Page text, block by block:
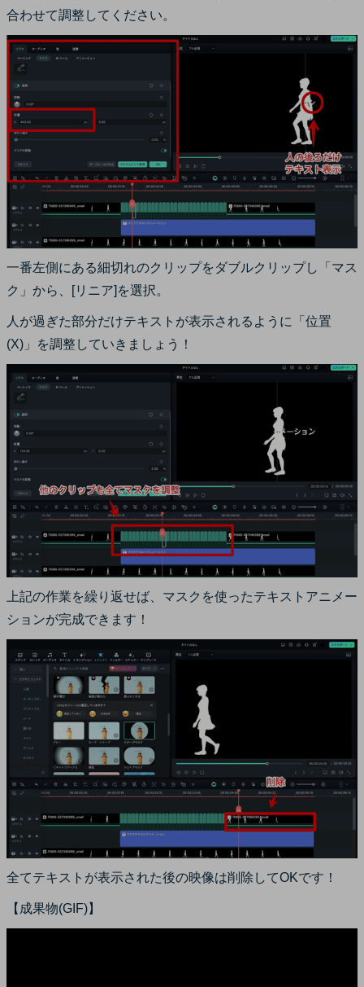
合わせて調整してください。
一番左側にある細切れのクリップをダブルクリップし「マス
ク」から、[リニア]を選択。
人が過ぎた部分だけテキストが表示されるように「位置
(X)」を調整していきましょう！
上記の作業を繰り返せば、マスクを使ったテキストアニメー
ションが完成できます！
全てテキストが表示された後の映像は削除してOKです！
【成果物(GIF)】